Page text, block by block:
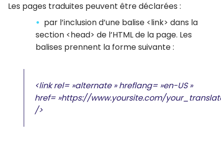
Les pages traduites peuvent être déclarées :
par l’inclusion d’une balise <link> dans la
section <head> de l’HTML de la page. Les
balises prennent la forme suivante :
<link rel= »alternate » hreflang= »en-US »
href= »https://www.yoursite.com/
/>